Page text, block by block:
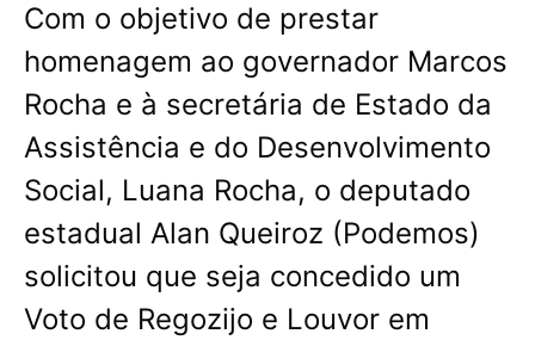
Com o objetivo de prestar
homenagem ao governador Marcos
Rocha e à secretária de Estado da
Assistência e do Desenvolvimento
Social, Luana Rocha, o deputado
estadual Alan Queiroz (Podemos)
solicitou que seja concedido um
Voto de Regozijo e Louvor em